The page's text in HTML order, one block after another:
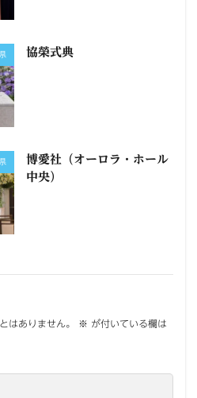
協榮式典
博愛社（オーロラ・ホール
中央）
はありません。 ※ が付いている欄は